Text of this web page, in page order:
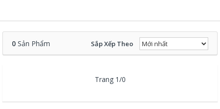
0 Sản Phẩm Sắp Xếp Theo
Trang 1/0